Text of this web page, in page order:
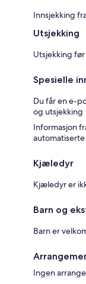
Innsjekking
Utsjekking
Utsjekking før
Spesielle
Du får en e-
og utsjekking
Informasjon
Kjæledyr
Kjæledyr er
Barn og
Barn er
Ingen